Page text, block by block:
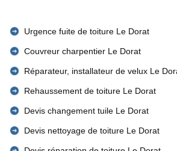
Urgence fuite de toiture Le Dorat
Couvreur charpentier Le Dorat
Réparateur, installateur de velux Le
Rehaussement de toiture Le Dorat
Devis changement tuile Le Dorat
Devis nettoyage de toiture Le Dorat